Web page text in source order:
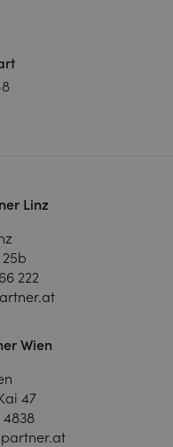
Linz
222
Wien
47
4838